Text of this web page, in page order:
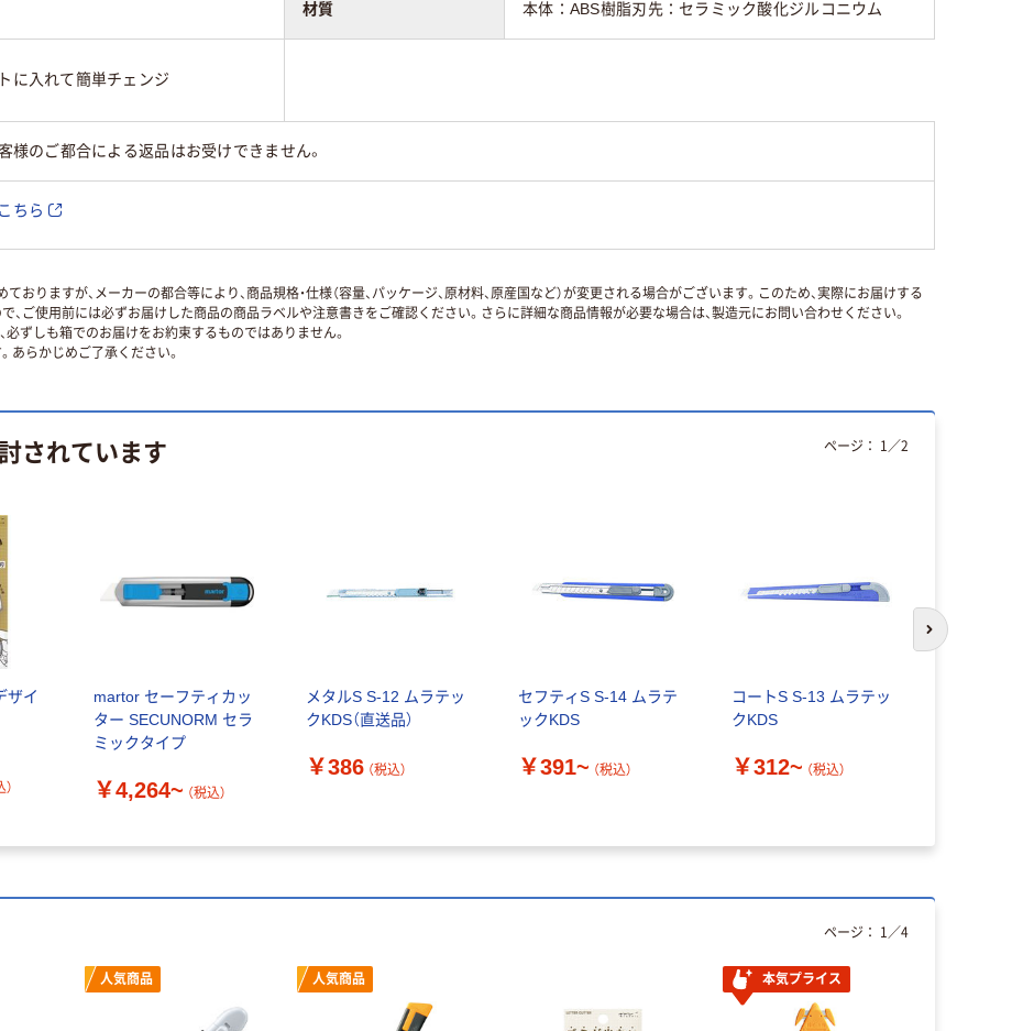
材質 本体：ABS樹脂刃先：セラミック酸化ジルコニウム
に入れて簡単チェンジ
客様のご都合による返品はお受けできません。
ちら
りますが、メーカーの都合等により、商品規格・仕様（容量、パッケージ、原材料、原産国など）が変更される場合がございます。このため、実際にお届けする
ご使用前には必ずお届けした商品の商品ラベルや注意書きをご確認ください。さらに詳細な商品情報が必要な場合は、製造元にお問い合わせください。
必ずしも箱でのお届けをお約束するものではありません。
あらかじめご了承ください。
されています
ザイ
）
martor セーフティカッ
ター SECUNORM セラ
ミックタイプ
￥4,264~ （税込）
メタルS S-12 ムラテッ
クKDS（直送品）
￥386 （税込）
セフティS S-14 ムラテ
ックKDS
￥391~ （税込）
コートS S-13 ムラテッ
クKDS
￥312~ （税込）
ページ： 1 ／2
次のスライド
人気商品 人気商品 本気プライス
ページ： 1 ／4